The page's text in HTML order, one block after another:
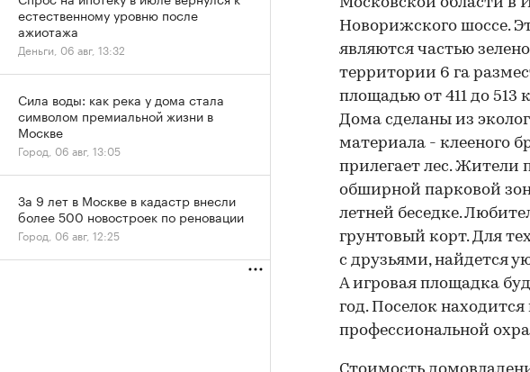
Новорижского шоссе.
являются частью
территории 6 га
площадью от 411 до 513
Дома сделаны из
материала - клееного
прилегает лес. Жители
обширной парковой
летней беседке.
грунтовый корт. Для
с друзьями, найдется
А игровая площадка
год. Поселок
профессиональной
естественному уровню после
ажиотажа
Деньги, 06 авг, 13:32
Сила воды: как река у дома стала
символом премиальной жизни в
Москве
Город, 06 авг, 13:05
За 9 лет в Москве в кадастр внесли
более 500 новостроек по реновации
Город, 06 авг, 12:25